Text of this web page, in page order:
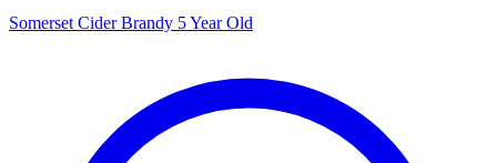
Somerset Cider Brandy 5 Year Old